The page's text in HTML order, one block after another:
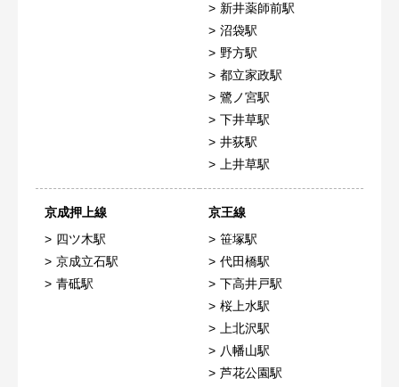
新井薬師前駅
沼袋駅
野方駅
都立家政駅
鷺ノ宮駅
下井草駅
井荻駅
上井草駅
京成押上線
四ツ木駅
京成立石駅
青砥駅
京王線
笹塚駅
代田橋駅
下高井戸駅
桜上水駅
上北沢駅
八幡山駅
芦花公園駅